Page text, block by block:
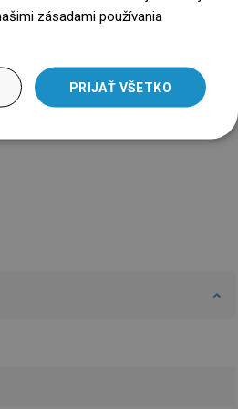
LITHUANIAN
ROMANIAN
zásadami používania
PRIJAŤ VŠETKO